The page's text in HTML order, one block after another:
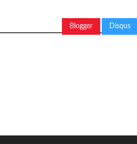
Blogger Disqus